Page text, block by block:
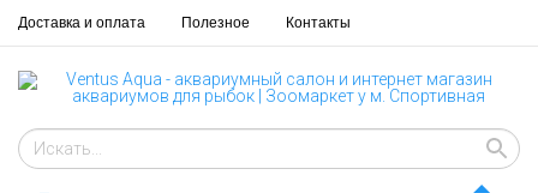
Доставка и оплата Полезное Контакты